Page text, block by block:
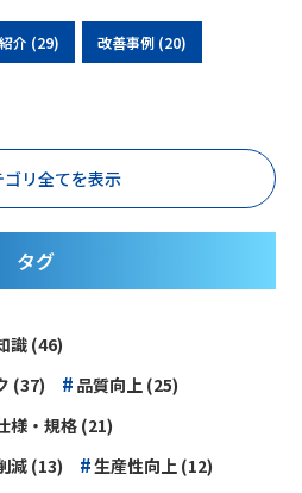
介 (29) 改善事例 (20)
ゴリ全てを表示
タグ
識 (46)
(37) # 品質向上 (25)
様・規格 (21)
減 (13) #生産性向上 (12)